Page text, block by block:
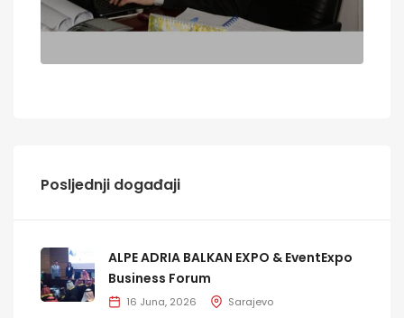
Posljednji događaji
ALPE ADRIA BALKAN EXPO & EventExpo
Business Forum
16 Juna, 2026 Sarajevo